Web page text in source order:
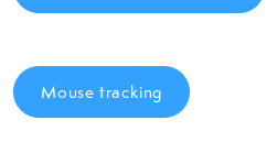
Mouse tracking